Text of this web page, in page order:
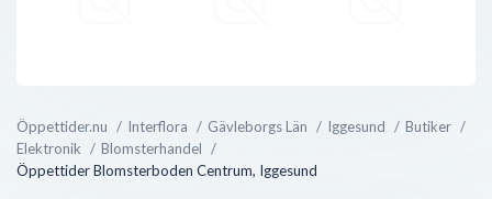
Öppettider.nu Interflora Gävleborgs Län Iggesund
Butiker
Elektronik
Blomsterhandel
Öppettider Blomsterboden Centrum, Iggesund